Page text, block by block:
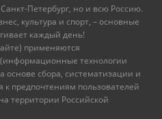
Петербург, но и всю Россию.
культура и спорт, – основные
каждый день!
применяются
технологии
сбора, систематизации и
предпочтениям пользователей
территории Российской